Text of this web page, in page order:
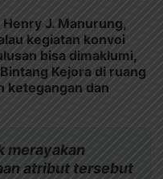
Henry J. Manurung,
kegiatan konvoi
bisa dimaklumi,
Kejora di ruang
ketegangan dan
merayakan
atribut tersebut